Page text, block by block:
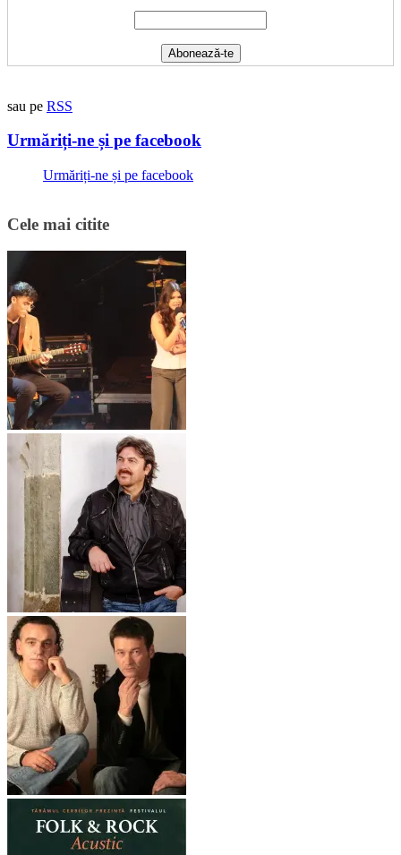
sau pe RSS
Urmăriți-ne și pe facebook
Urmăriți-ne și pe facebook
Cele mai citite